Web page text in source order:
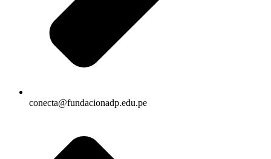
conecta@fundacionadp.edu.pe